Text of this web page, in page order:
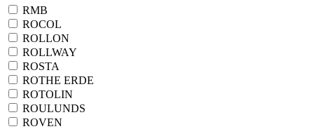
RMB
ROCOL
ROLLON
ROLLWAY
ROSTA
ROTHE ERDE
ROTOLIN
ROULUNDS
ROVEN